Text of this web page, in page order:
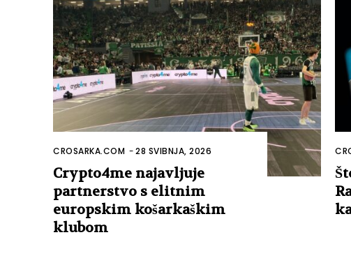
CROSARKA.COM -28 SVIBNJA, 2026
Crypto4me najavljuje
partnerstvo s elitnim
europskim košarkaškim
klubom